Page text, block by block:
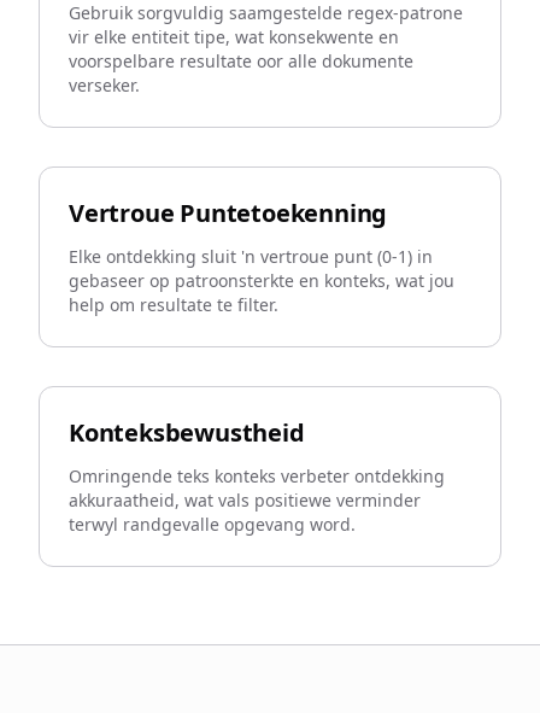
Gebruik sorgvuldig saamgestelde regex-patrone
vir elke entiteit tipe, wat konsekwente en
voorspelbare resultate oor alle dokumente
verseker.
Vertroue Puntetoekenning
Elke ontdekking sluit 'n vertroue punt (0-1) in
gebaseer op patroonsterkte en konteks, wat jou
help om resultate te filter.
Konteksbewustheid
Omringende teks konteks verbeter ontdekking
akkuraatheid, wat vals positiewe verminder
terwyl randgevalle opgevang word.